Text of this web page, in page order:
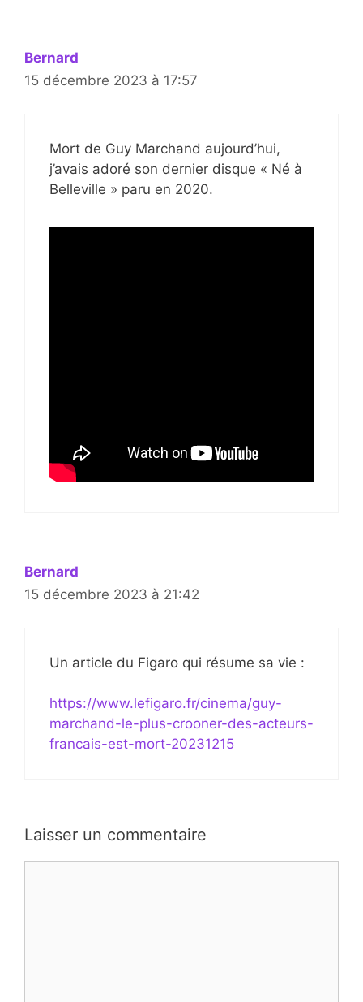
Bernard
15 décembre 2023 à 17:57
Mort de Guy Marchand aujourd’hui,
j’avais adoré son dernier disque « Né à
Belleville » paru en 2020.
Bernard
15 décembre 2023 à 21:42
Un article du Figaro qui résume sa vie :
https://www.lefigaro.fr/cinema/guy-
marchand-le-plus-crooner-des-acteurs-
francais-est-mort-20231215
Laisser un commentaire